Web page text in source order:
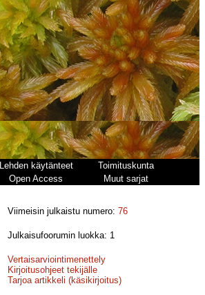
Lehden käytänteet
Toimituskunta
Open Access Muut sarjat
Viimeisin julkaistu numero:76
Julkaisufoorumin luokka: 1
Vertaisarviointimenettely
Kirjoitusohjeet tekijälle
Tarjoa artikkeli (käsikirjoitus)